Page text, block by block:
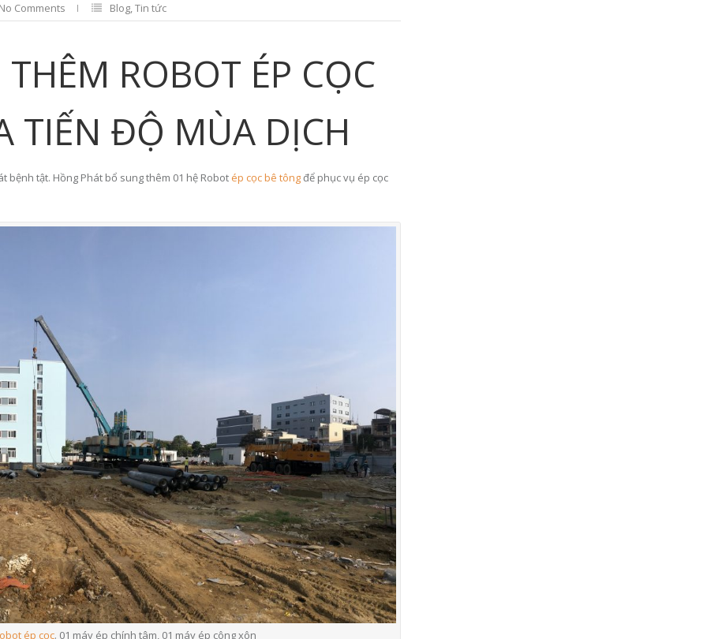
Comments Blog,Tin tức
ROBOT ÉP CỌC
TIẾN ĐỘ MÙA DỊCH
bệnh tật. Hồng Phát bổ sung thêm 01 hệ Robot ép cọc bê tôngđể phục vụ ép cọc
ép cọc. 01 máy ép chính tâm, 01 máy ép công xôn